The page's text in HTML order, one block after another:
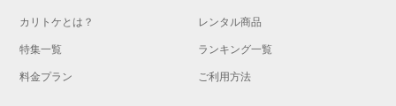
カリトケとは？ レンタル商品
特集一覧 ランキング一覧
料金プラン ご利用方法